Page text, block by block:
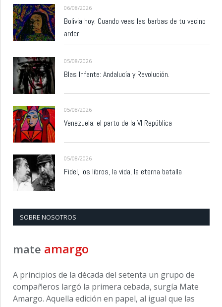
06/08/2026
Bolivia hoy: Cuando veas las barbas de tu vecino
arder…
05/08/2026
Blas Infante: Andalucía y Revolución.
05/08/2026
Venezuela: el parto de la VI República
05/08/2026
Fidel, los libros, la vida, la eterna batalla
SOBRE NOSOTROS
mate amargo
A principios de la década del setenta un grupo de
compañeros largó la primera cebada, surgía Mate
Amargo. Aquella edición en papel, al igual que las